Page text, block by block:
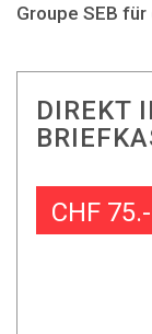
Groupe SEB
DIREKT
CHF 75.-